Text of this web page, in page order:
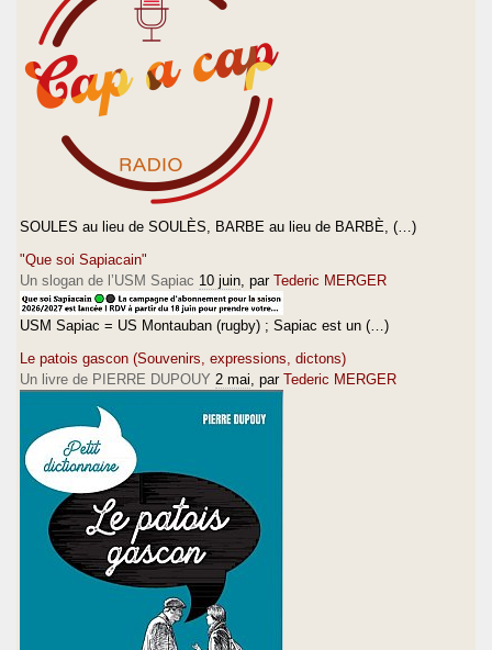
SOULES au lieu de SOULÈS, BARBE au lieu de BARBÈ, (…)
"Que soi Sapiacain"
Un slogan de l’USM Sapiac 10 juin , par Tederic MERGER
USM Sapiac = US Montauban (rugby) ; Sapiac est un (…)
Le patois gascon (Souvenirs, expressions, dictons)
Un livre de PIERRE DUPOUY 2 mai , par Tederic MERGER